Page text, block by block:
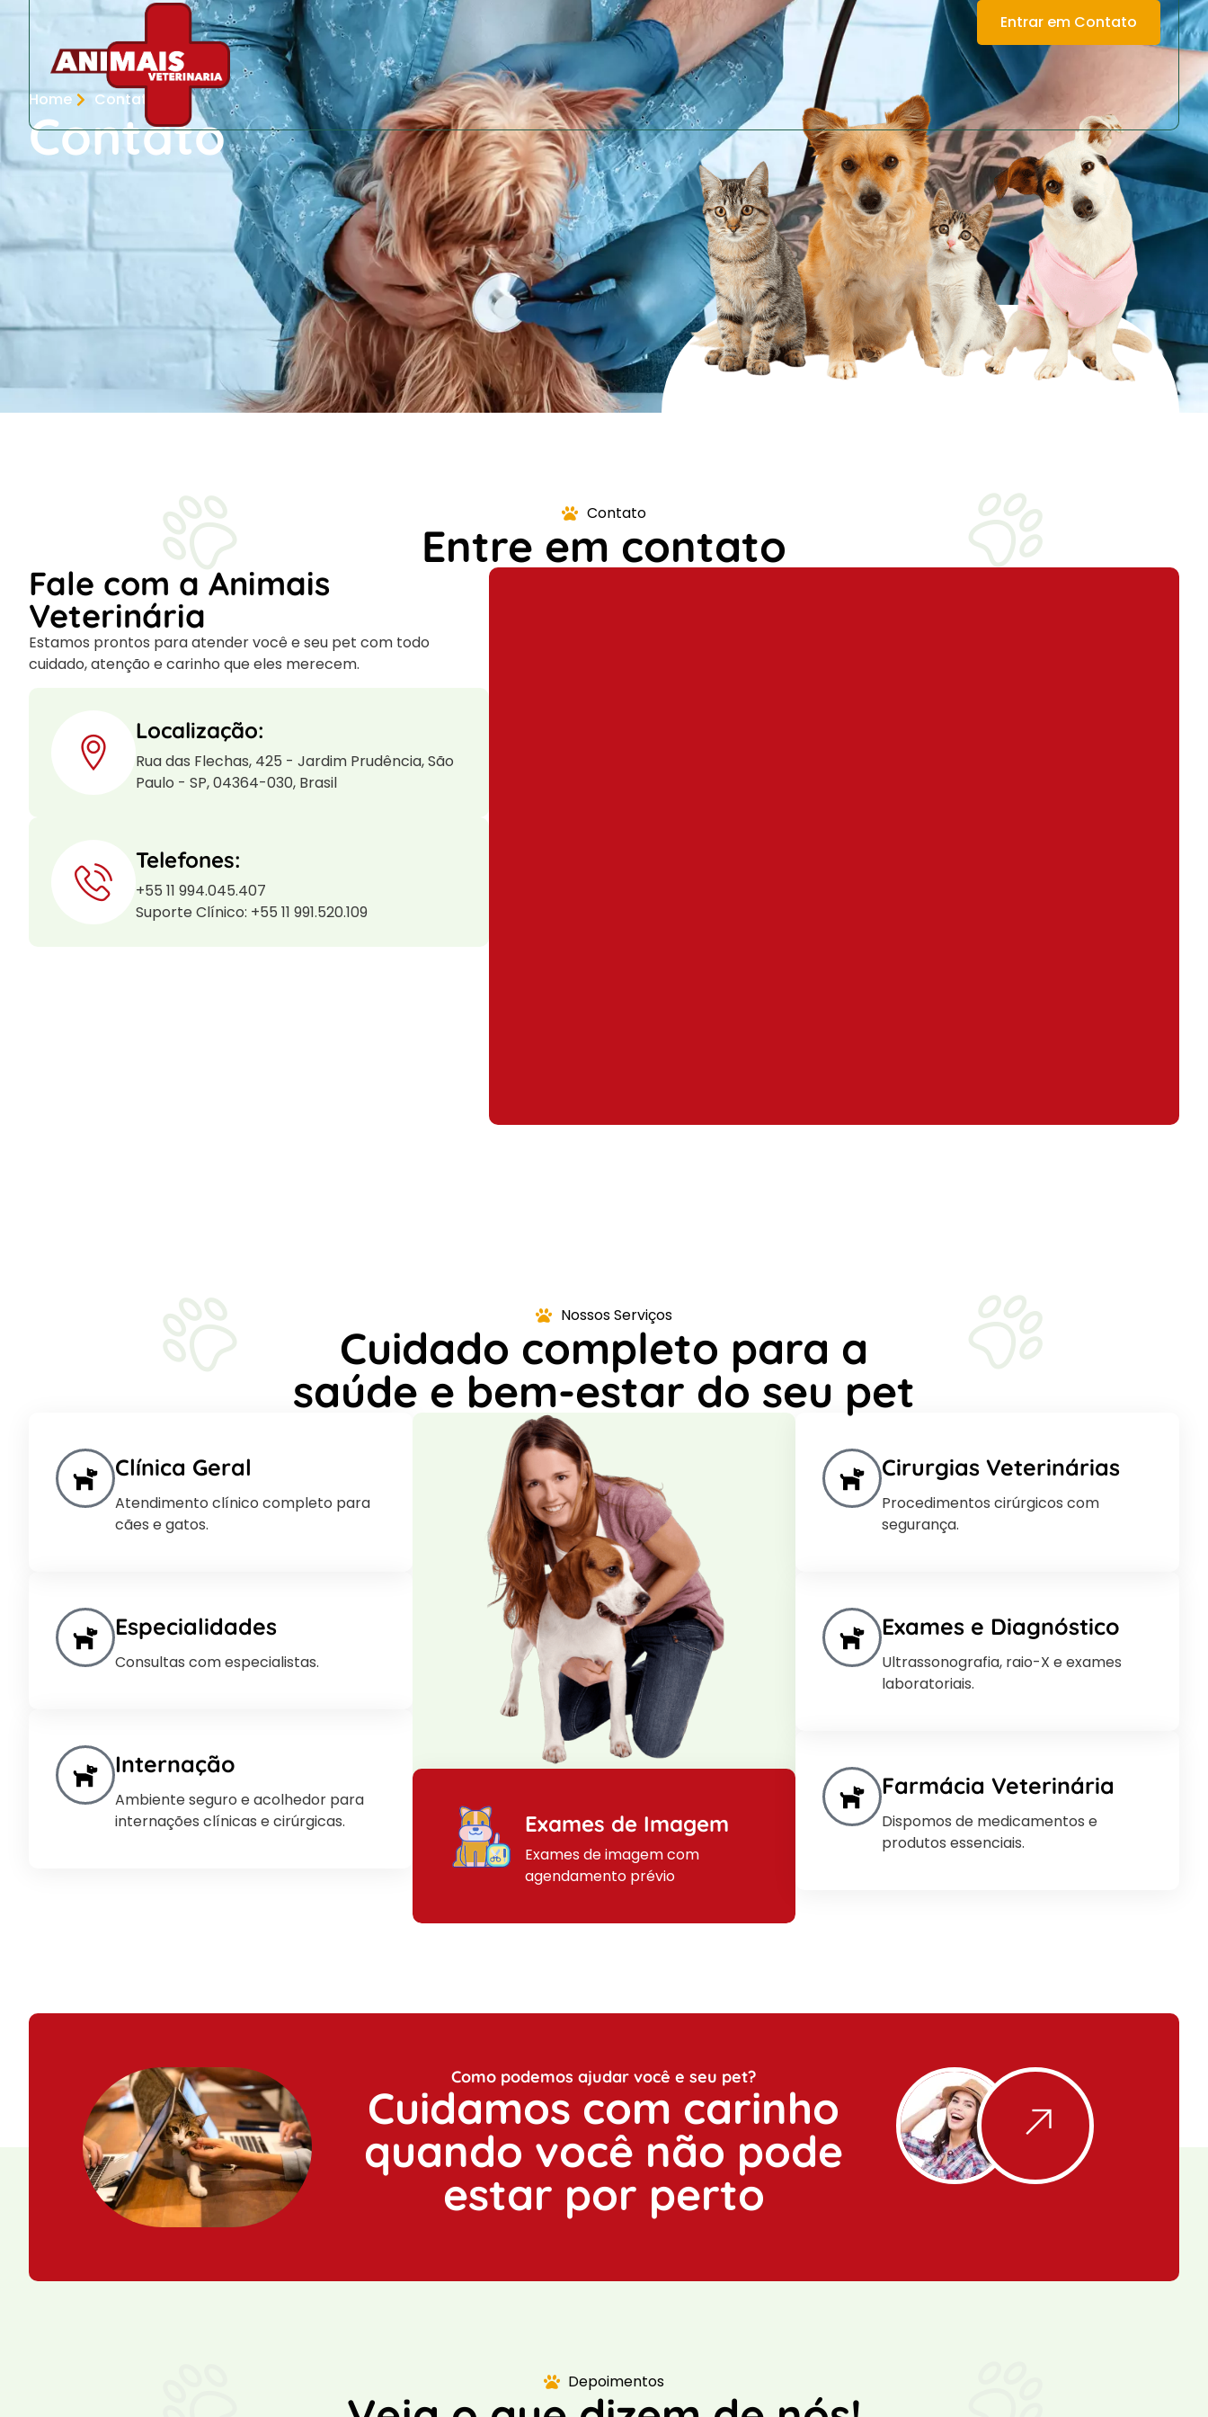
Entrar em Contato
Home Contato
Contato
Contato
Entre em contato
Fale com a Animais
Veterinária
Estamos prontos para atender você e seu pet com todo
cuidado, atenção e carinho que eles merecem.
Localização:
Rua das Flechas, 425 - Jardim Prudência, São
Paulo - SP, 04364-030, Brasil
Telefones:
+55 11 994.045.407
Suporte Clínico: +55 11 991.520.109
Nossos Serviços
Cuidado completo para a
saúde e bem-estar do seu pet
Clínica Geral
Atendimento clínico completo para
cães e gatos.
Especialidades
Consultas com especialistas.
Internação
Ambiente seguro e acolhedor para
internações clínicas e cirúrgicas.
Exames de Imagem
Exames de imagem com
agendamento prévio
Cirurgias Veterinárias
Procedimentos cirúrgicos com
segurança.
Exames e Diagnóstico
Ultrassonografia, raio-X e exames
laboratoriais.
Farmácia Veterinária
Dispomos de medicamentos e
produtos essenciais.
Como podemos ajudar você e seu pet?
Cuidamos com carinho
quando você não pode
estar por perto
Depoimentos